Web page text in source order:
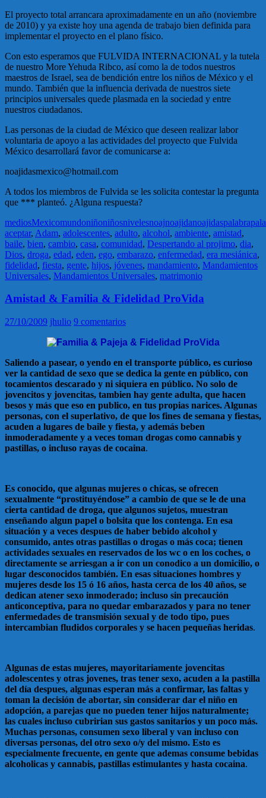
El proyecto total arrancara aproximadamente en un año (noviembre
de 2010) y ya existe hoy una agenda de trabajo bien definida para
implementar el proyecto en el plano físico.
Con esto esperamos que FULVIDA INTERNACIONAL y la tutela
de nuestro More Yehuda Ribco, así como la de todos nuestros
maestros de Israel, sea de bendición entre los niños de México y el
mundo. También que la influencia derivada de nuestros siete
principios universales quede plasmada en la sociedad y entre
nuestros ciudadanos.
Las personas de la ciudad de México que deseen realizar labor
voluntaria de apoyo a las actividades del proyecto que Fulvida
México desarrollará favor de comunicarse a:
noajidasmexico@hotmail.com
A todos los miembros de Fulvida se les solicita contestar la pregunta
que *** planteó. ¿Alguna respuesta?
mediosMexicomundoniñoniñosnivelesnoajnoajidanoajidaspalabra
aceptar, Adam, adolescentes, adulto, alcohol, ambiente, amistad,
baile, bien, cambio, casa, comunidad, Despertando al projimo, dia,
Dios, droga, edad, eden, ego, embarazo, enfermedad, era mesiánica,
fidelidad, fiesta, gente, hijos, jóvenes, mandamiento, Mandamientos
Universales, Mandamientos Universales, matrimonio
Amistad & Familia & Fidelidad ProVida
27/10/2009 jhulio 9 comentarios
Saliendo a pasear, o yendo en el transporte público, es curioso
ver la cantidad de sexo que se dedica la gente en público, con
tocamientos descarado y ni siquiera en público. No solo de
jovencitos y jovencitas, tambien hay gente adulta, que hacen
besos y más que eso en publico, en tus propias narices. Algunas
personas, con el superlativo, de que los fines de semana y fiestas,
acuden a lugares de baile y fiesta, y además beben
inmoderadamente y a veces toman drogas como cannabis y
pastillas, o incluso rayas de cocaina.
Es conocido, que algunas mujeres o chicas, se ofrecen
sexualmente “prostituyéndose” a cambio de que se le de una
cierta cantidad de droga, que algunos sujetos, muestran
enseñando algun papel o bolsita que los contenga. En esa
situación y a veces despues de haber bebido alcohol y
consumido, antes otras pastillas o drogas o más coca; tienen
actividades sexuales en reservados de los wc o en los coches, o
directamente se arriesgan a ir con un conodico a un domicilio, o
lugar desconocidos también. En esas situaciones hombres y
mujeres desde los 15 ó 16 años, hasta cerca de los 40 años, se
dedican atener sexo inmoderado; incluso sin precaución
anticonceptiva, para no quedar embarazados y para no tener
enfermedades de transmisión sexual y de todo tipo, pues
intercambian fludidos corporales y se hacen pequeñas heridas.
Algunas de estas mujeres, mayoritariamente jovencitas
adolescentes y otras jovenes, tras tener sexo, acuden a la pastilla
del día despues, algunas esperan más a confirmar, las faltas y
toman la decisión de abortar, sin considerar dar el niño en
adopción, a parejas que no pueden tener hijos naturalmente;
las cuales incluso cubririan sus gastos sanitarios y un poco más.
Muchas personas, consumen sexo liberal y van incluso con
diversas personas, del otro sexo o/y del mismo. Esto es
especialmente frecuente, en gente que ademas consume bebidas
alcoholicas y cannabis, pastillas estimulantes y hasta cocaina.